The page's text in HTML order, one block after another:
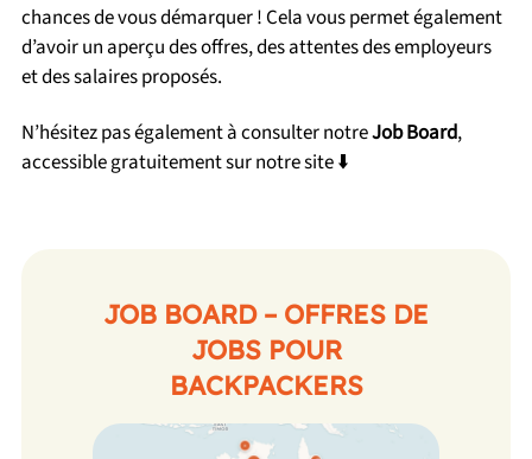
chances de vous démarquer ! Cela vous permet également
d’avoir un aperçu des offres, des attentes des employeurs
et des salaires proposés.
N’hésitez pas également à consulter notreJob Board,
accessible gratuitement sur notre site ⬇️
JOB BOARD – OFFRES DE
JOBS POUR
BACKPACKERS